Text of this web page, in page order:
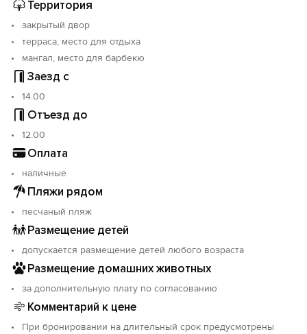
Территория
закрытый двор
терраса, место для отдыха
мангал, место для барбекю
Заезд с
14.00
Отъезд до
12.00
Оплата
наличные
Пляжи рядом
песчаный пляж
Размещение детей
допускается размещение детей любого возраста
Размещение домашних животных
за дополнительную плату по согласованию
Комментарий к цене
При бронировании на длительный срок предусмотрены